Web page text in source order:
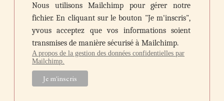
Nous utilisons Mailchimp pour gérer notre
fichier. En cliquant sur le bouton "Je m'inscris",
yvous acceptez que vos informations soient
transmises de manière sécurisé à Mailchimp.
A propos de la gestion des données confidentielles par
Mailchimp.